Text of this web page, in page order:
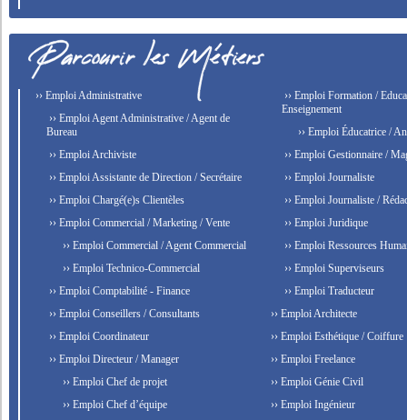
›› Emploi Administrative
›› Emploi Agent Administrative / Agent de
Bureau
›› Emploi Archiviste
›› Emploi Assistante de Direction / Secrétaire
›› Emploi Chargé(e)s Clientèles
›› Emploi Commercial / Marketing / Vente
›› Emploi Commercial / Agent Commercial
›› Emploi Technico-Commercial
›› Emploi Comptabilité - Finance
›› Emploi Conseillers / Consultants
›› Emploi Coordinateur
›› Emploi Directeur / Manager
›› Emploi Chef de projet
›› Emploi Chef d’équipe
›› Emploi Formation /
Enseignement
›› Emploi Éducatrice /
›› Emploi Gestionnaire /
›› Emploi Journaliste
›› Emploi Journaliste /
›› Emploi Juridique
›› Emploi Ressources
›› Emploi Superviseurs
›› Emploi Traducteur
›› Emploi Architecte
›› Emploi Esthétique / Coiffure
›› Emploi Freelance
›› Emploi Génie Civil
›› Emploi Ingénieur